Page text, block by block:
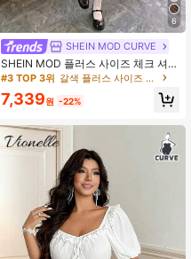
6
SHEIN MOD CURVE
SHEIN MOD 플러스 사이즈 체크 셔
츠, 가을/겨울, 프레피 스타일, 캐주얼
#3 TOP 3위 갈색 플러스 사이즈 블라우스
7,339원 -22%